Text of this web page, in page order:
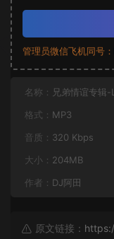
管理员微信飞机同号
名称： 兄弟情谊专辑-
格式： MP3
音质： 320 Kbps
大小： 204MB
作者： DJ阿田
原文链接：